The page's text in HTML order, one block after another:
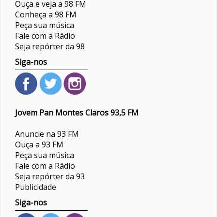
Ouça e veja a 98 FM
Conheça a 98 FM
Peça sua música
Fale com a Rádio
Seja repórter da 98
Siga-nos
Jovem Pan Montes Claros 93,5 FM
Anuncie na 93 FM
Ouça a 93 FM
Peça sua música
Fale com a Rádio
Seja repórter da 93
Publicidade
Siga-nos